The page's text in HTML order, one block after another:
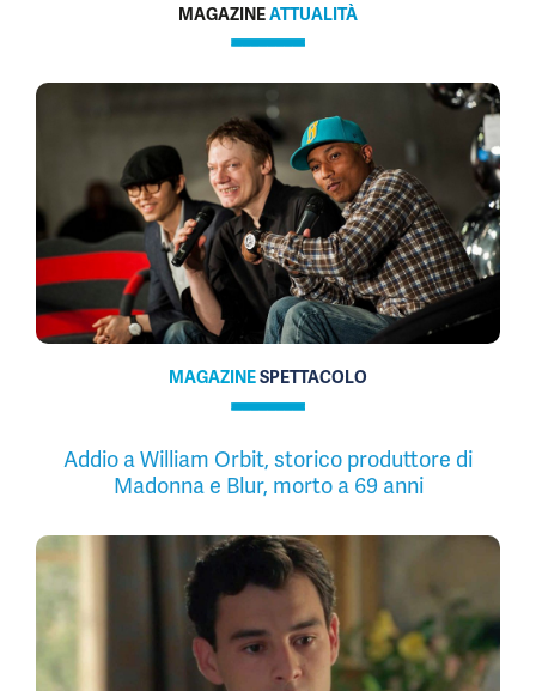
MAGAZINEATTUALITÀ
MAGAZINESPETTACOLO
Addio a William Orbit, storico produttore di
Madonna e Blur, morto a 69 anni